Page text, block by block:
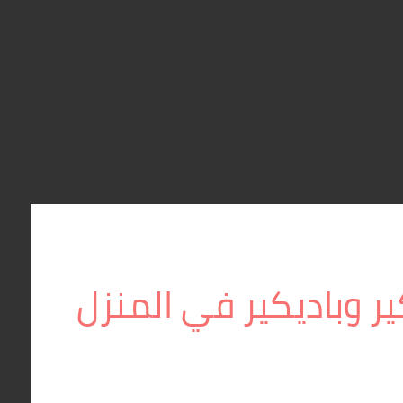
وباديكير في المنزل